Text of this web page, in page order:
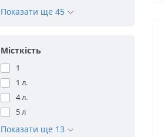
Показати ще 45
Місткість
1
1 л.
4 л.
5 л
Показати ще 13